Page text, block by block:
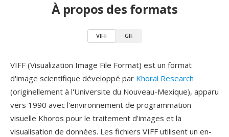
À propos des formats
VIFF GIF
VIFF (Visualization Image File Format) est un format
d'image scientifique développé par Khoral Research
(originellement à l'Universite du Nouveau-Mexique), apparu
vers 1990 avec l'environnement de programmation
visuelle Khoros pour le traitement d'images et la
visualisation de données. Les fichiers VIFF utilisent un en-